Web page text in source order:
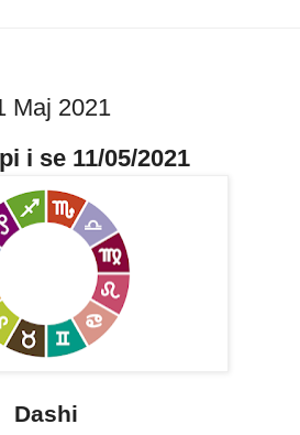
Maj 2021
i se 11/05/2021
Dashi